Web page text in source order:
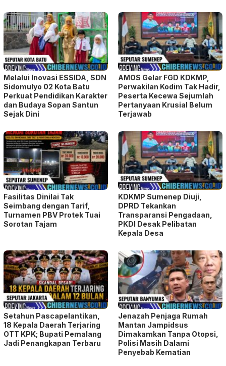
Melalui Inovasi ESSIDA, SDN
Sidomulyo 02 Kota Batu
Perkuat Pendidikan Karakter
dan Budaya Sopan Santun
Sejak Dini
AMOS Gelar FGD KDKMP,
Perwakilan Kodim Tak Hadir,
Peserta Kecewa Sejumlah
Pertanyaan Krusial Belum
Terjawab
Fasilitas Dinilai Tak
Seimbang dengan Tarif,
Turnamen PBV Protek Tuai
Sorotan Tajam
KDKMP Sumenep Diuji,
DPRD Tekankan
Transparansi Pengadaan,
PKDI Desak Pelibatan
Kepala Desa
Setahun Pascapelantikan,
18 Kepala Daerah Terjaring
OTT KPK; Bupati Pemalang
Jadi Penangkapan Terbaru
Jenazah Penjaga Rumah
Mantan Jampidsus
Dimakamkan Tanpa Otopsi,
Polisi Masih Dalami
Penyebab Kematian